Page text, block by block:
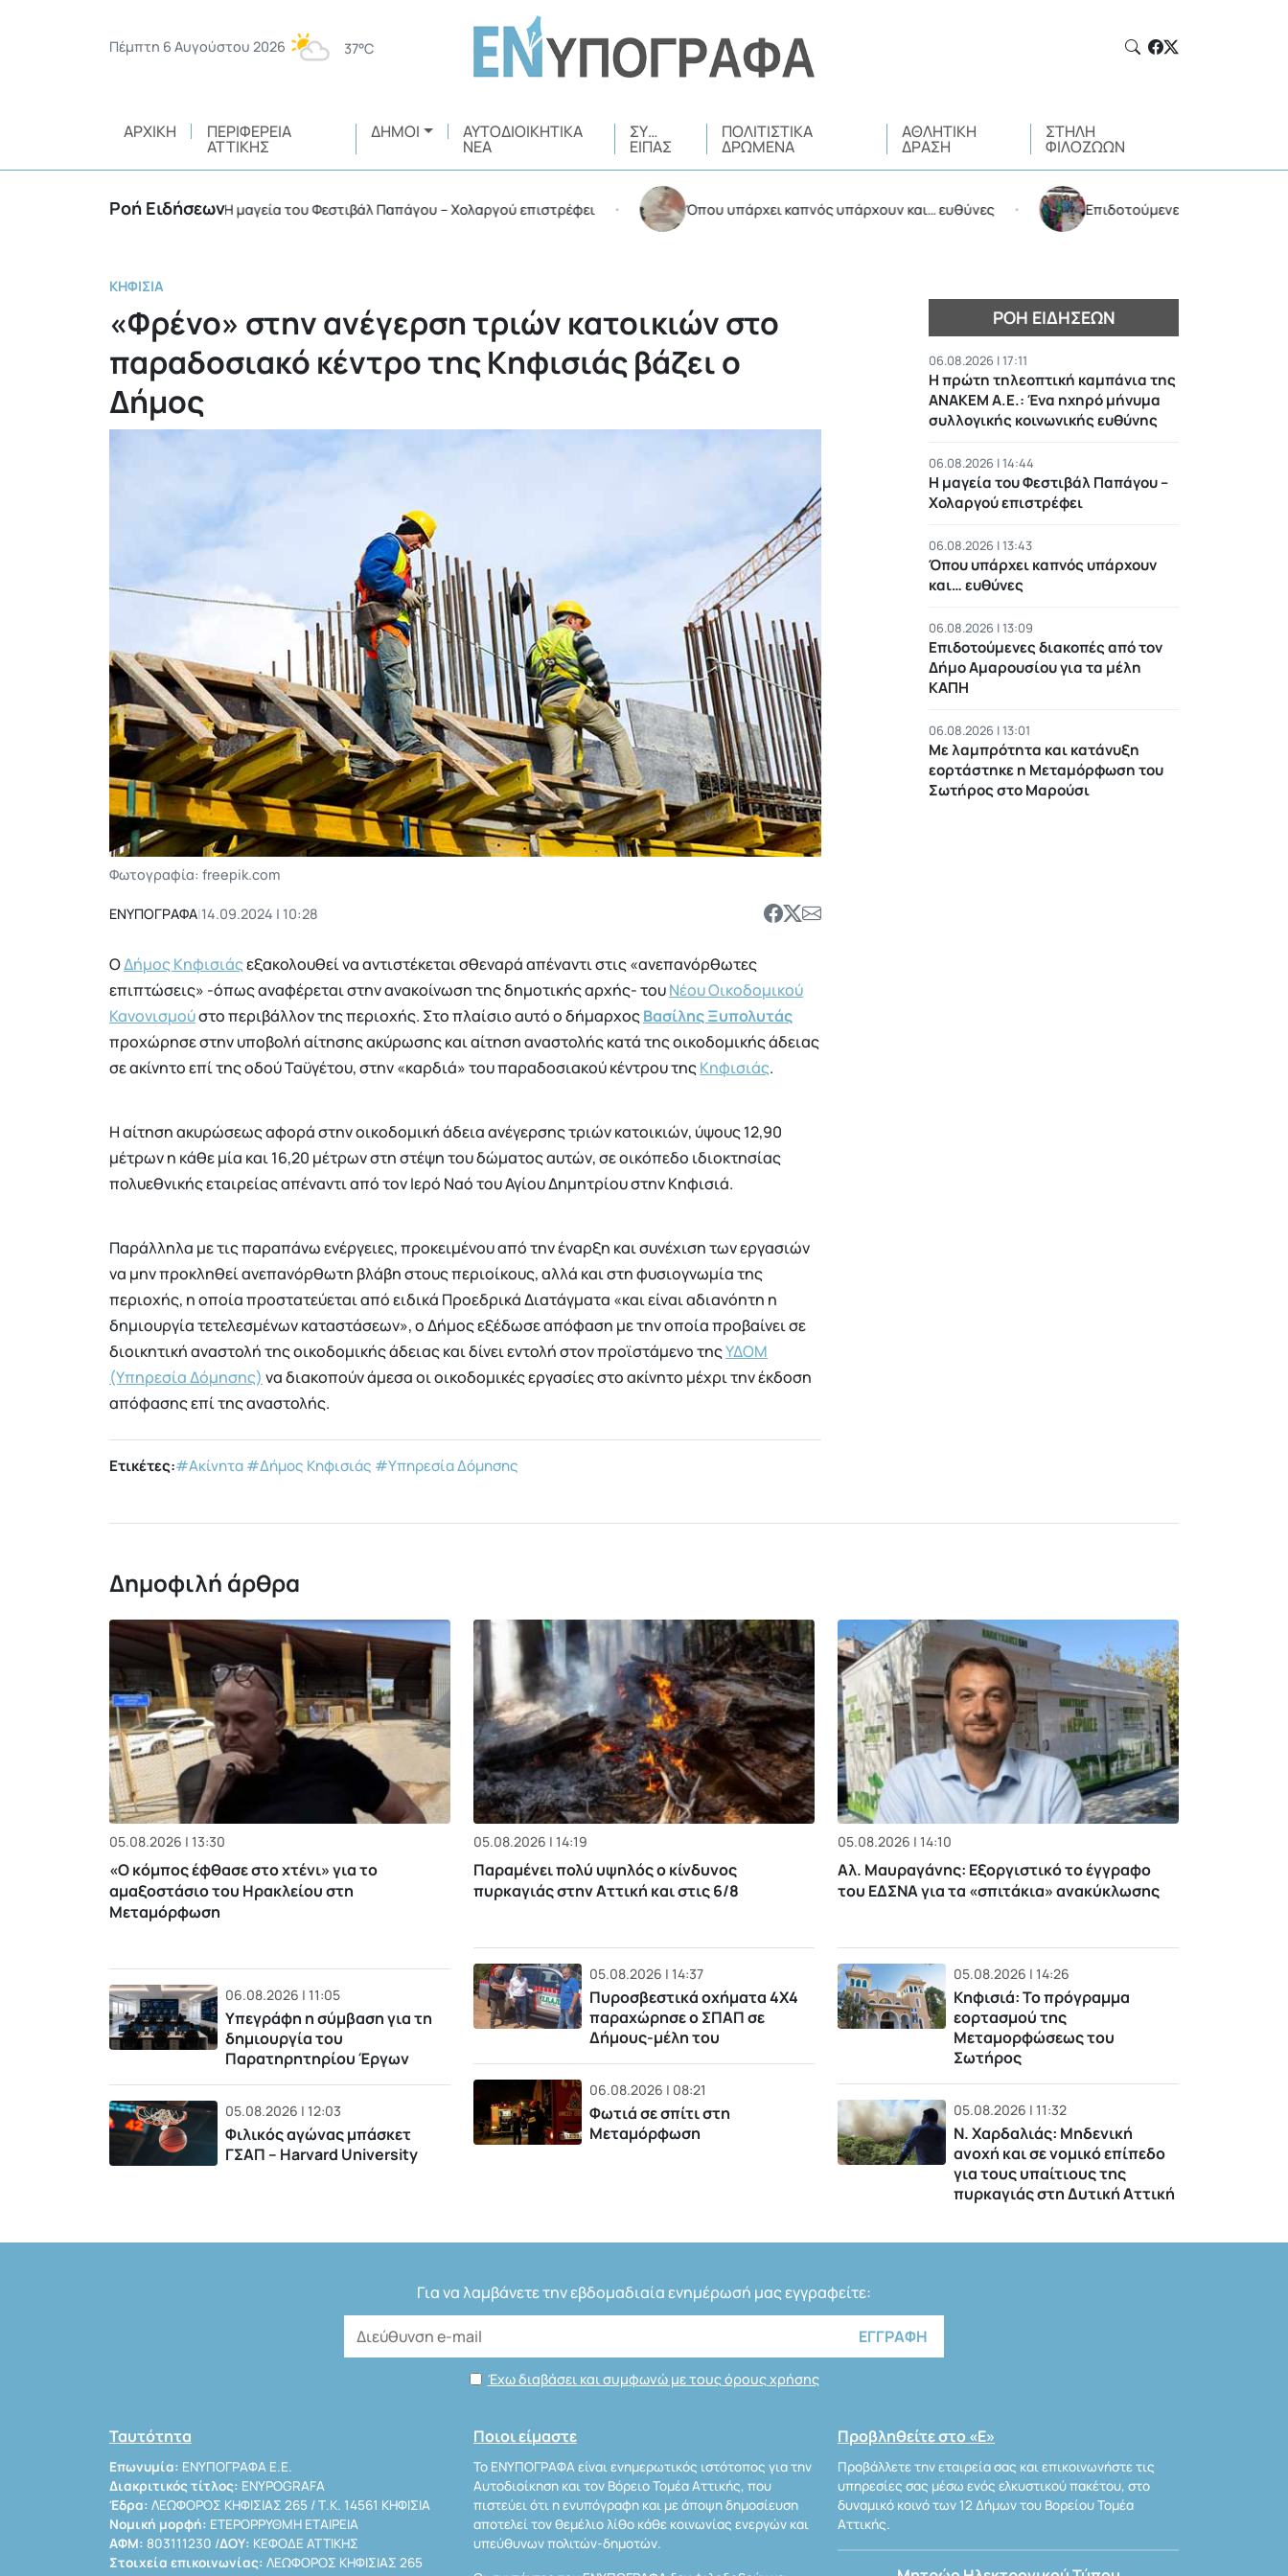
Πέμπτη 6 Αυγούστου 2026 37°C
ΑΡΧΙΚΉ ΠΕΡΙΦΈΡΕΙΑ
ΑΤΤΙΚΉΣ
ΔΉΜΟΙ ΑΥΤΟΔΙΟΙΚΗΤΙΚΆ
ΝΈΑ
ΣΥ…
ΕΊΠΑΣ
ΠΟΛΙΤΙΣΤΙΚΆ
ΔΡΏΜΕΝΑ
ΑΘΛΗΤΙΚΉ
ΔΡΆΣΗ
ΣΤΉΛΗ
ΦΙΛΌΖΩΩΝ
Ροή ΕιδήσεωνΗ μαγεία του Φεστιβάλ Παπάγου – Χολαργού επιστρέφει • Όπου υπάρχει καπνός υπάρχουν και… ευθύνες • Επιδοτούμενες διακοπές από τον
ΚΗΦΙΣΙΆ
«Φρένο» στην ανέγερση τριών κατοικιών στο
παραδοσιακό κέντρο της Κηφισιάς βάζει ο
Δήμος
Φωτογραφία: freepik.com
ΕΝΥΠΟΓΡΑΦΑ|14.09.2024 | 10:28
ΟΔήμος Κηφισιάςεξακολουθεί να αντιστέκεται σθεναρά απέναντι στις «ανεπανόρθωτες
επιπτώσεις» -όπως αναφέρεται στην ανακοίνωση της δημοτικής αρχής- τουΝέου Οικοδομικού
Κανονισμούστο περιβάλλον της περιοχής. Στο πλαίσιο αυτό ο δήμαρχοςΒασίλης Ξυπολυτάς
προχώρησε στην υποβολή αίτησης ακύρωσης και αίτηση αναστολής κατά της οικοδομικής άδειας
σε ακίνητο επί της οδού Ταϋγέτου, στην «καρδιά» του παραδοσιακού κέντρου τηςΚηφισιάς.
Η αίτηση ακυρώσεως αφορά στην οικοδομική άδεια ανέγερσης τριών κατοικιών, ύψους 12,90
μέτρων η κάθε μία και 16,20 μέτρων στη στέψη του δώματος αυτών, σε οικόπεδο ιδιοκτησίας
πολυεθνικής εταιρείας απέναντι από τον Ιερό Ναό του Αγίου Δημητρίου στην Κηφισιά.
Παράλληλα με τις παραπάνω ενέργειες, προκειμένου από την έναρξη και συνέχιση των εργασιών
να μην προκληθεί ανεπανόρθωτη βλάβη στους περιοίκους, αλλά και στη φυσιογνωμία της
περιοχής, η οποία προστατεύεται από ειδικά Προεδρικά Διατάγματα «και είναι αδιανόητη η
δημιουργία τετελεσμένων καταστάσεων», ο Δήμος εξέδωσε απόφαση με την οποία προβαίνει σε
διοικητική αναστολή της οικοδομικής άδειας και δίνει εντολή στον προϊστάμενο τηςΥΔΟΜ
(Υπηρεσία Δόμησης) να διακοπούν άμεσα οι οικοδομικές εργασίες στο ακίνητο μέχρι την έκδοση
απόφασης επί της αναστολής.
Ετικέτες:#Ακίνητα#Δήμος Κηφισιάς #Υπηρεσία Δόμησης
ΡΟΉ ΕΙΔΉΣΕΩΝ
06.08.2026 | 17:11
Η πρώτη τηλεοπτική καμπάνια της
ΑΝΑΚΕΜ Α.Ε.: Ένα ηχηρό μήνυμα
συλλογικής κοινωνικής ευθύνης
06.08.2026 | 14:44
Η μαγεία του Φεστιβάλ Παπάγου –
Χολαργού επιστρέφει
06.08.2026 | 13:43
Όπου υπάρχει καπνός υπάρχουν
και… ευθύνες
06.08.2026 | 13:09
Επιδοτούμενες διακοπές από τον
Δήμο Αμαρουσίου για τα μέλη
ΚΑΠΗ
06.08.2026 | 13:01
Με λαμπρότητα και κατάνυξη
εορτάστηκε η Μεταμόρφωση του
Σωτήρος στο Μαρούσι
Δημοφιλή άρθρα
05.08.2026 | 13:30
«Ο κόμπος έφθασε στο χτένι» για το
αμαξοστάσιο του Ηρακλείου στη
Μεταμόρφωση
06.08.2026 | 11:05
Υπεγράφη η σύμβαση για τη
δημιουργία του
Παρατηρητηρίου Έργων
05.08.2026 | 12:03
Φιλικός αγώνας μπάσκετ
ΓΣΑΠ – Harvard University
05.08.2026 | 14:19
Παραμένει πολύ υψηλός ο κίνδυνος
πυρκαγιάς στην Αττική και στις 6/8
05.08.2026 | 14:37
Πυροσβεστικά οχήματα 4Χ4
παραχώρησε ο ΣΠΑΠ σε
Δήμους-μέλη του
06.08.2026 | 08:21
Φωτιά σε σπίτι στη
Μεταμόρφωση
05.08.2026 | 14:10
Αλ. Μαυραγάνης: Εξοργιστικό το έγγραφο
του ΕΔΣΝΑ για τα «σπιτάκια» ανακύκλωσης
05.08.2026 | 14:26
Κηφισιά: Το πρόγραμμα
εορτασμού της
Μεταμορφώσεως του
Σωτήρος
05.08.2026 | 11:32
Ν. Χαρδαλιάς: Μηδενική
ανοχή και σε νομικό επίπεδο
για τους υπαίτιους της
πυρκαγιάς στη Δυτική Αττική
Για να λαμβάνετε την εβδομαδιαία ενημέρωσή μας εγγραφείτε:
Έχω διαβάσει και συμφωνώ με τους όρους χρήσης
Ταυτότητα
Επωνυμία: ΕΝΥΠΟΓΡΑΦΑ Ε.Ε.
Διακριτικός τίτλος: ENYPOGRAFA
Έδρα: ΛΕΩΦΟΡΟΣ ΚΗΦΙΣΙΑΣ 265 / Τ.Κ. 14561 ΚΗΦΙΣΙΑ
Νομική μορφή: ΕΤΕΡΟΡΡΥΘΜΗ ΕΤΑΙΡΕΙΑ
ΑΦΜ: 803111230 /ΔΟΥ: ΚΕΦΟΔΕ ΑΤΤΙΚΗΣ
Στοιχεία επικοινωνίας: ΛΕΩΦΟΡΟΣ ΚΗΦΙΣΙΑΣ 265
Ποιοι είμαστε
Το ΕΝΥΠΟΓΡΑΦΑ είναι ενημερωτικός ιστότοπος για την
Αυτοδιοίκηση και τον Βόρειο Τομέα Αττικής, που
πιστεύει ότι η ενυπόγραφη και με άποψη δημοσίευση
αποτελεί τον θεμέλιο λίθο κάθε κοινωνίας ενεργών και
υπεύθυνων πολιτών-δημοτών.
Προβληθείτε στο «Ε»
Προβάλλετε την εταιρεία σας και επικοινωνήστε τις
υπηρεσίες σας μέσω ενός ελκυστικού πακέτου, στο
δυναμικό κοινό των 12 Δήμων του Βορείου Τομέα
Αττικής.